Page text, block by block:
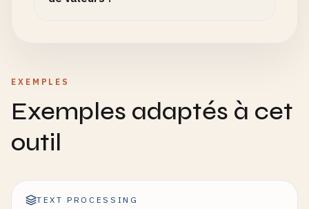
EXEMPLES
Exemples adaptés à cet
outil
TEXT PROCESSING